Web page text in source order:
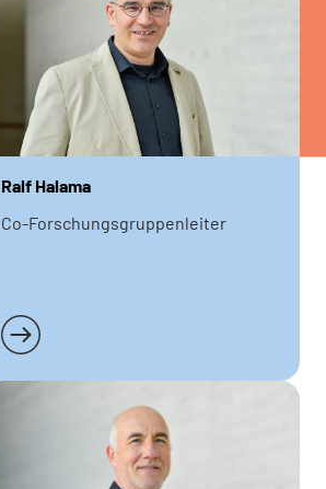
Ralf Halama
Co-Forschungsgruppenleiter
Weiterlesen